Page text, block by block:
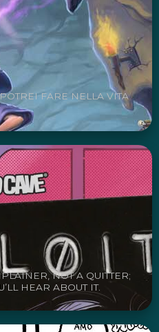
FARE NELLA VITA
NOT A QUITTER;
HEAR ABOUT IT.